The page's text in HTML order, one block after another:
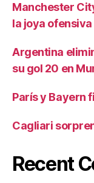
Manchester
la joya
Argentina
su gol 20 en
París y Bayern
Cagliari
Recent